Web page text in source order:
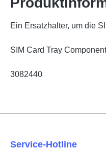
Ein Ersatzhalter, um die
SIM Card Tray
3082440
Service-Hotline